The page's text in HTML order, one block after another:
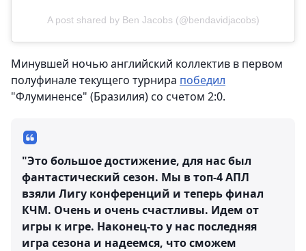
A post shared by Ben Jacobs (@bendavidjacobs)
Минувшей ночью английский коллектив в первом
полуфинале текущего турнира победил
"Флуминенсе" (Бразилия) со счетом 2:0.
"Это большое достижение, для нас был
фантастический сезон. Мы в топ-4 АПЛ
взяли Лигу конференций и теперь финал
КЧМ. Очень и очень счастливы. Идем от
игры к игре. Наконец-то у нас последняя
игра сезона и надеемся, что сможем